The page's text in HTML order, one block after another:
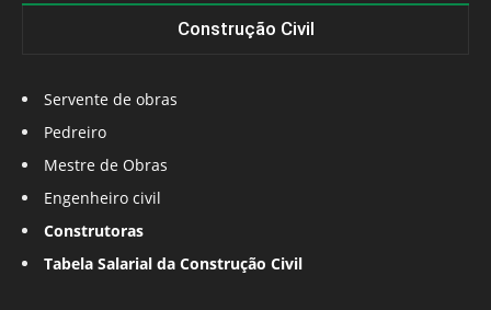
Construção Civil
Servente de obras
Pedreiro
Mestre de Obras
Engenheiro civil
Construtoras
Tabela Salarial da Construção Civil